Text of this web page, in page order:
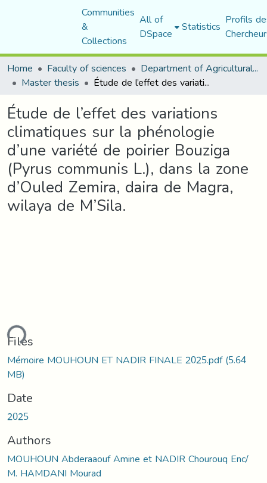
Communities
&
Collections
All of
DSpace Statistics Profils
Home
Faculty of sciences Department of Agricultural Sciences
Master thesis Étude de l’effet des variations climatiques sur la phénologie d’une variété de poirier Bouziga (Pyrus communis L.), dans la zone d’Ouled Zemira, daira de Magra, wilaya de M’Sila.
Étude de l’effet des variations
climatiques sur la phénologie
d’une variété de poirier Bouziga
(Pyrus communis L.), dans la zone
d’Ouled Zemira, daira de Magra,
wilaya de M’Sila.
Files
Mémoire MOUHOUN ET NADIR FINALE 2025.pdf(5.64
MB)
Date
2025
Authors
MOUHOUN Abderaaouf Amine et NADIR Chourouq Enc/
M. HAMDANI Mourad